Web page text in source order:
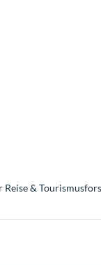
Reise &